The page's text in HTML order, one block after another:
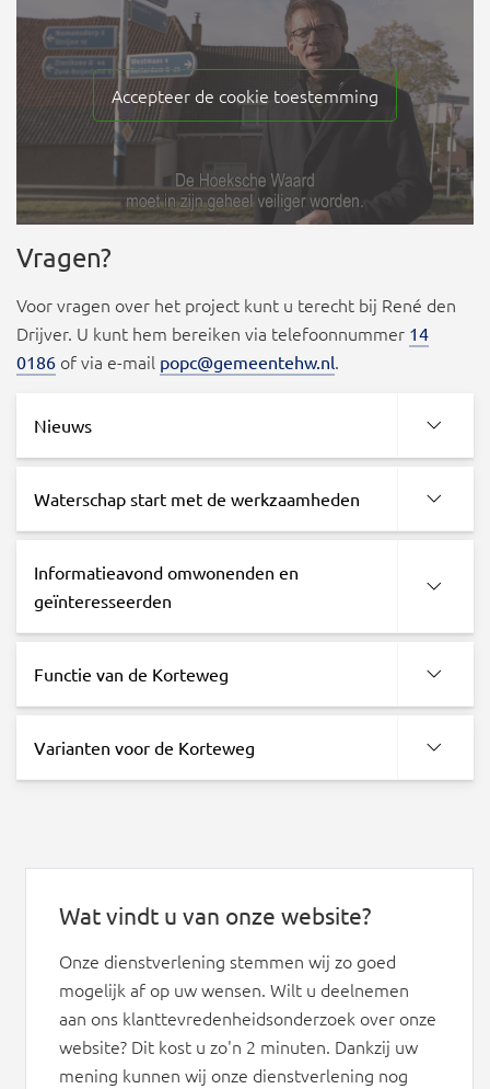
Accepteer de cookie toestemming
Vragen?
Voor vragen over het project kunt u terecht bij René den
Drijver. U kunt hem bereiken via telefoonnummer 14
0186 of via e-mail popc@gemeentehw.nl.
Nieuws
Waterschap start met de werkzaamheden
Informatieavond omwonenden en
geïnteresseerden
Functie van de Korteweg
Varianten voor de Korteweg
Wat vindt u van onze website?
Onze dienstverlening stemmen wij zo goed
mogelijk af op uw wensen. Wilt u deelnemen
aan ons klanttevredenheidsonderzoek over onze
website? Dit kost u zo'n 2 minuten. Dankzij uw
mening kunnen wij onze dienstverlening nog